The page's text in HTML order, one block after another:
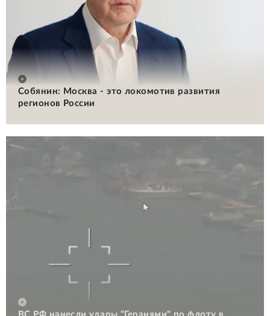
Собянин: Москва - это локомотив развития
регионов России